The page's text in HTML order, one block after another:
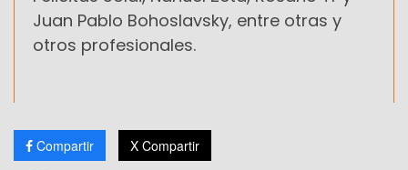
Juan Pablo Bohoslavsky, entre otras y
otros profesionales.
Compartir X Compartir